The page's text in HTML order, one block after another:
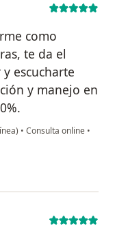
como
te da el
escucharte
y manejo en
• Consulta online •